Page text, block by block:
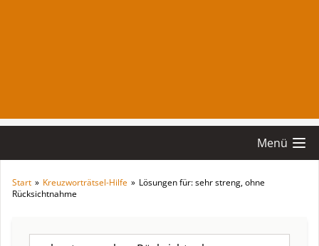
Menü
Start » Kreuzworträtsel-Hilfe » Lösungen für: sehr streng, ohne
Rücksichtnahme